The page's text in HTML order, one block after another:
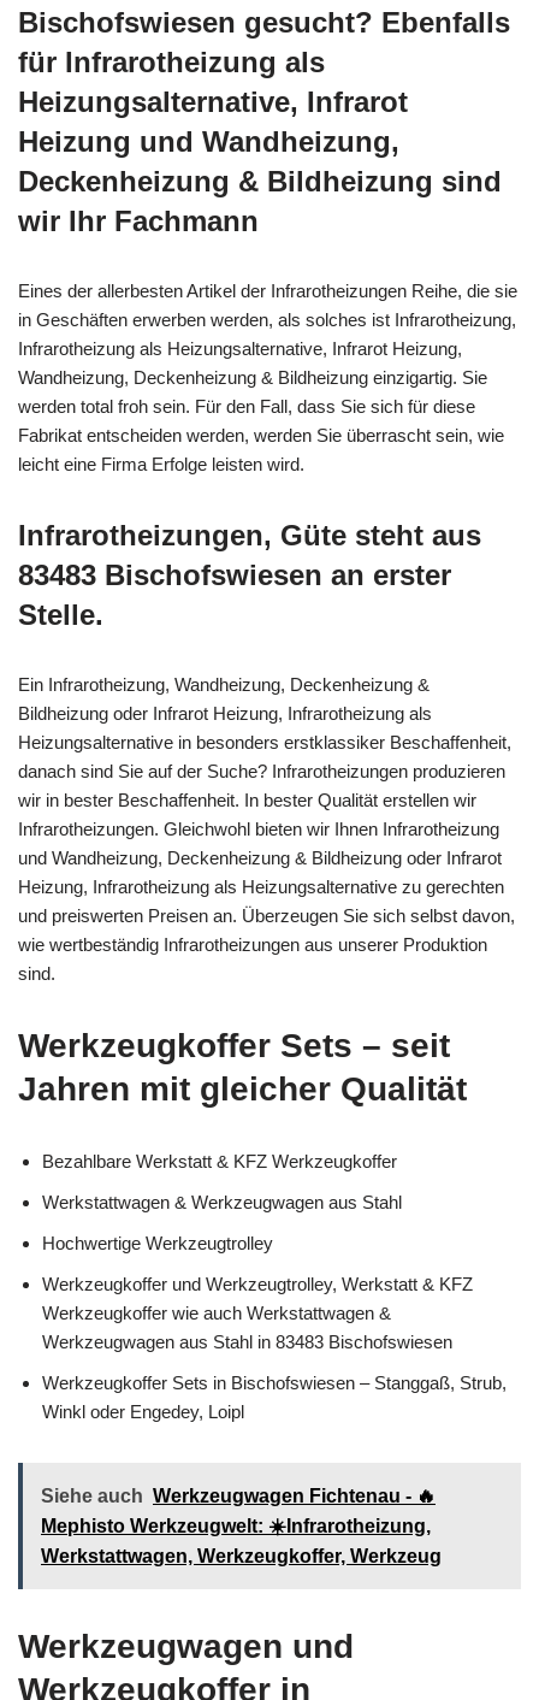
Bischofswiesen gesucht? Ebenfalls
für Infrarotheizung als
Heizungsalternative, Infrarot
Heizung und Wandheizung,
Deckenheizung & Bildheizung sind
wir Ihr Fachmann
Eines der allerbesten Artikel der Infrarotheizungen Reihe, die sie
in Geschäften erwerben werden, als solches ist Infrarotheizung,
Infrarotheizung als Heizungsalternative, Infrarot Heizung,
Wandheizung, Deckenheizung & Bildheizung einzigartig. Sie
werden total froh sein. Für den Fall, dass Sie sich für diese
Fabrikat entscheiden werden, werden Sie überrascht sein, wie
leicht eine Firma Erfolge leisten wird.
Infrarotheizungen, Güte steht aus
83483 Bischofswiesen an erster
Stelle.
Ein Infrarotheizung, Wandheizung, Deckenheizung &
Bildheizung oder Infrarot Heizung, Infrarotheizung als
Heizungsalternative in besonders erstklassiker Beschaffenheit,
danach sind Sie auf der Suche? Infrarotheizungen produzieren
wir in bester Beschaffenheit. In bester Qualität erstellen wir
Infrarotheizungen. Gleichwohl bieten wir Ihnen Infrarotheizung
und Wandheizung, Deckenheizung & Bildheizung oder Infrarot
Heizung, Infrarotheizung als Heizungsalternative zu gerechten
und preiswerten Preisen an. Überzeugen Sie sich selbst davon,
wie wertbeständig Infrarotheizungen aus unserer Produktion
sind.
Werkzeugkoffer Sets – seit
Jahren mit gleicher Qualität
Bezahlbare Werkstatt & KFZ Werkzeugkoffer
Werkstattwagen & Werkzeugwagen aus Stahl
Hochwertige Werkzeugtrolley
Werkzeugkoffer und Werkzeugtrolley, Werkstatt & KFZ
Werkzeugkoffer wie auch Werkstattwagen &
Werkzeugwagen aus Stahl in 83483 Bischofswiesen
Werkzeugkoffer Sets in Bischofswiesen – Stanggaß, Strub,
Winkl oder Engedey, Loipl
Siehe auch Werkzeugwagen Fichtenau - 🔥
Mephisto Werkzeugwelt: ☀️Infrarotheizung,
Werkstattwagen, Werkzeugkoffer, Werkzeug
Werkzeugwagen und
Werkzeugkoffer in